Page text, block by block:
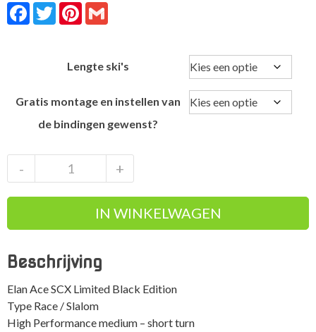
Facebook
TwitterPinterest
Lengte ski's
Gratis montage en instellen van
de bindingen gewenst?
ACE
SCX
Black
80
Elan
aantal
+
-
IN WINKELWAGEN
Beschrijving
Elan Ace SCX Limited Black Edition
Type Race / Slalom
High Performance medium – short turn